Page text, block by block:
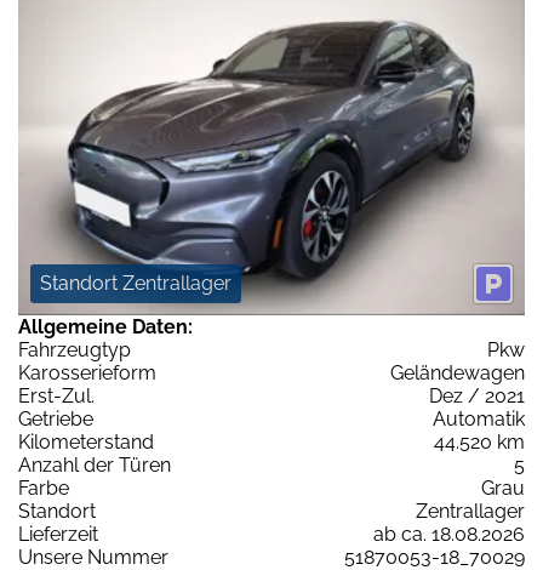
Standort Zentrallager
Allgemeine Daten:
Fahrzeugtyp
Pkw
Karosserieform
Geländewagen
Erst-Zul.
Dez / 2021
Getriebe
Automatik
Kilometerstand
44.520 km
Anzahl der Türen
5
Farbe
Grau
Standort
Zentrallager
Lieferzeit
ab ca. 18.08.2026
Unsere Nummer
51870053-18_70029